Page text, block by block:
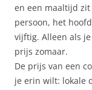
en een maaltijd
persoon, het
vijftig. Alleen als
prijs zomaar.
De prijs van een
je erin wilt: lokale